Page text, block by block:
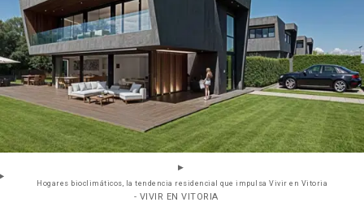
Hogares bioclimáticos, la tendencia residencial que impulsa Vivir en Vitoria
- VIVIR EN VITORIA